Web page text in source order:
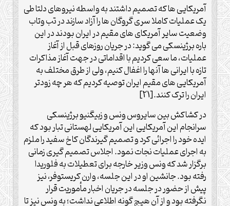
آمریکایی ها که تصمیم داشتند به واسطه نیروهای دلتا طی
یک عملیات کاملا سری گروگان ها را آزاد سازند در تب وتاب
وضعیت سایر آمریکای های مقیم در ایران بودند در این
باره برژینسکی می گوید: در جریان روزهای قبل از آغاز
عملیات، ما سعی کردیم با اقداماتی در جهت آغاز مذاکرات
تازه با ایرانی ها آنها را اغفال کنیم، ولی از طرق مختلف به
آمریکایی های مقیم ایران توصیه کردیم که هر چه زودتر
ایران را ترک کنند.[21]
در کشاکش بین سایروس ونس و زبیگنیو برژینسکی
سرانجام این آمریکایی این آمریکایی لهستانی تبار بود که
ایده خود را اجرائی کرد و تصمیم گیرندگان کاخ سفید را ملزم
به اجرای عملیات نجات نمود. اجلاس تصمیم گیری زمانی
برگزار شد که ونس وزیر خارجه برای تعطیلات به فلوریدا
رفته بود. جانشین او در این جلسه، وارن کریستوفر، نیز
پیش از حضور در جلسه در جریان اخبار مأموریت قرار
نگرفته بود و از آن هیچ گونه اطلاعی نداشت؛ به ونس نیز تا